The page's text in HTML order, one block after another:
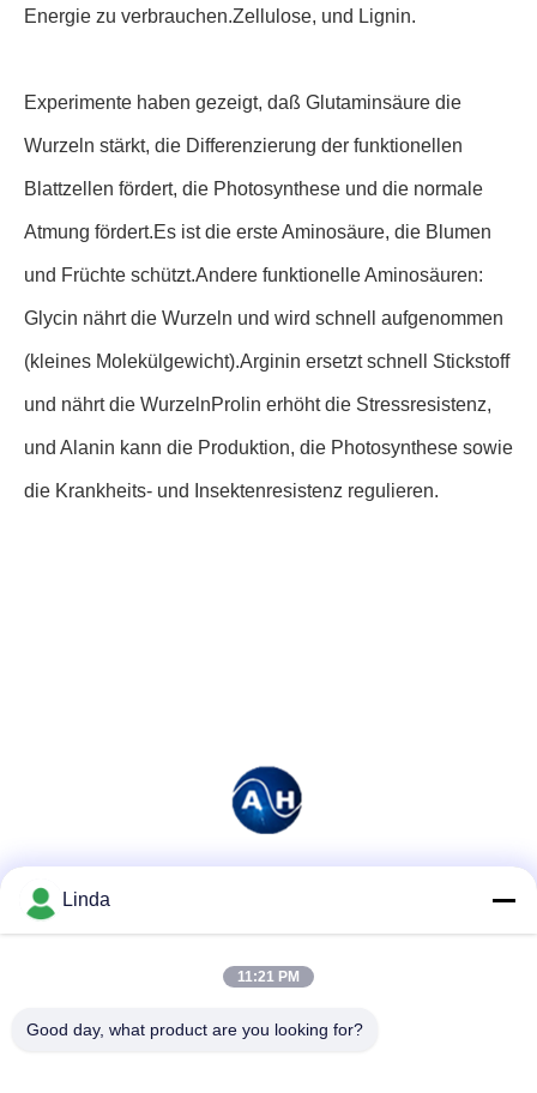
Energie zu verbrauchen.Zellulose, und Lignin.
Experimente haben gezeigt, daß Glutaminsäure die
Wurzeln stärkt, die Differenzierung der funktionellen
Blattzellen fördert, die Photosynthese und die normale
Atmung fördert.Es ist die erste Aminosäure, die Blumen
und Früchte schützt.Andere funktionelle Aminosäuren:
Glycin nährt die Wurzeln und wird schnell aufgenommen
(kleines Molekülgewicht).Arginin ersetzt schnell Stickstoff
und nährt die WurzelnProlin erhöht die Stressresistenz,
und Alanin kann die Produktion, die Photosynthese sowie
die Krankheits- und Insektenresistenz regulieren.
Linda
11:21 PM
Good day, what product are you looking for?